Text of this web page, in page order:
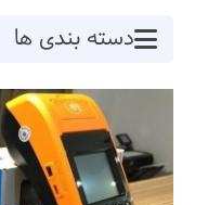
دسته بندی ها